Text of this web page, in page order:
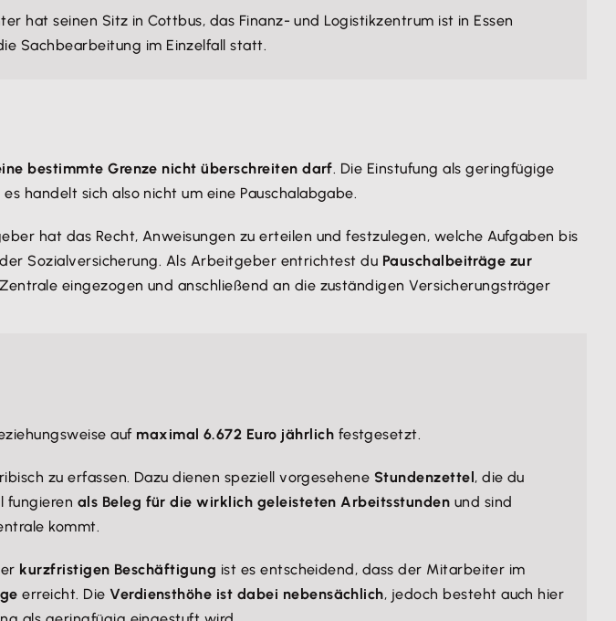
hat seinen Sitz in Cottbus, das Finanz- und Logistikzentrum ist in Essen
Sachbearbeitung im Einzelfall statt.
bestimmte Grenze nicht überschreiten darf. Die Einstufung als geringfügige
handelt sich also nicht um eine Pauschalabgabe.
hat das Recht, Anweisungen zu erteilen und festzulegen, welche Aufgaben bis
Sozialversicherung. Als Arbeitgeber entrichtest du Pauschalbeiträge zur
eingezogen und anschließend an die zuständigen Versicherungsträger
auf maximal 6.672 Euro jährlich festgesetzt.
zu erfassen. Dazu dienen speziell vorgesehene Stundenzettel, die du
fungieren als Beleg für die wirklich geleisteten Arbeitsstunden und sind
kommt.
kurzfristigen Beschäftigung ist es entscheidend, dass der Mitarbeiter im
erreicht. Die Verdiensthöhe ist dabei nebensächlich, jedoch besteht auch hier